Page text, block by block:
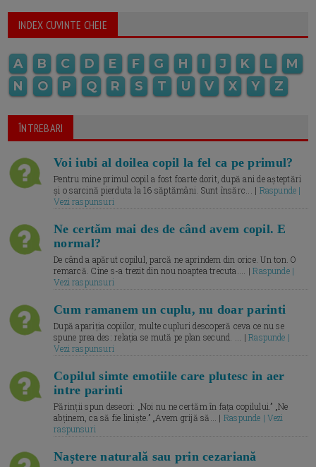
INDEX CUVINTE CHEIE
A B C D E F G H I J K L
M
N
O P Q R S T U V X Y Z
ÎNTREBARI
Voi iubi al doilea copil la fel ca pe primul?
Pentru mine primul copil a fost foarte dorit, după ani de așteptări
și o sarcină pierduta la 16 săptămâni. Sunt însărc... | Raspunde |
Vezi raspunsuri
Ne certăm mai des de când avem copil. E
normal?
De când a apărut copilul, parcă ne aprindem din orice. Un ton. O
remarcă. Cine s-a trezit din nou noaptea trecuta.... |Raspunde |
Vezi raspunsuri
Cum ramanem un cuplu, nu doar parinti
După apariția copiilor, multe cupluri descoperă ceva ce nu se
spune prea des: relația se mută pe plan secund. ... |Raspunde |
Vezi raspunsuri
Copilul simte emotiile care plutesc in aer
intre parinti
Părinții spun deseori: „Noi nu ne certăm în fața copilului.” „Ne
abținem, ca să fie liniște.” „Avem grijă să... | Raspunde | Vezi
raspunsuri
Naștere naturală sau prin cezariană